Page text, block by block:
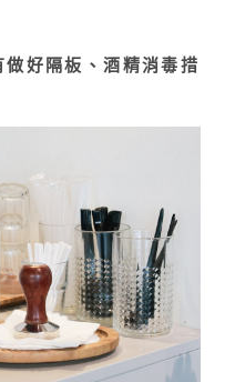
好隔板、酒精消毒措